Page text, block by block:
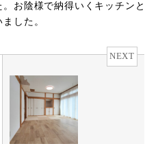
お陰様で納得いくキッチンと
した。
NEXT